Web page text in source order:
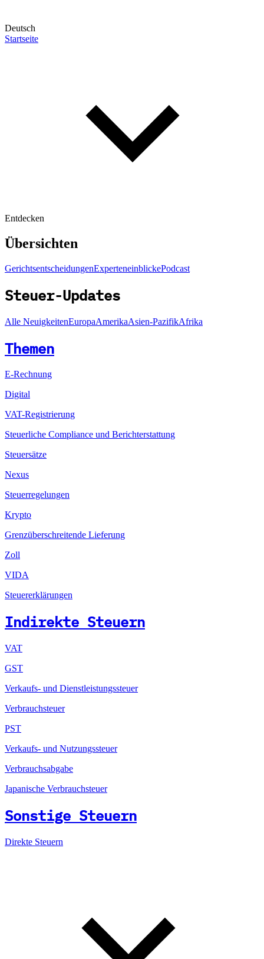
Deutsch
Startseite
Entdecken
Übersichten
GerichtsentscheidungenExperteneinblickePodcast
Steuer-Updates
Alle NeuigkeitenEuropaAmerikaAsien-PazifikAfrika
Themen
E-Rechnung
Digital
VAT-Registrierung
Steuerliche Compliance und Berichterstattung
Steuersätze
Nexus
Steuerregelungen
Krypto
Grenzüberschreitende Lieferung
Zoll
VIDA
Steuererklärungen
Indirekte Steuern
VAT
GST
Verkaufs- und Dienstleistungssteuer
Verbrauchsteuer
PST
Verkaufs- und Nutzungssteuer
Verbrauchsabgabe
Japanische Verbrauchsteuer
Sonstige Steuern
Direkte Steuern